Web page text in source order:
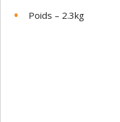
Poids – 2.3kg